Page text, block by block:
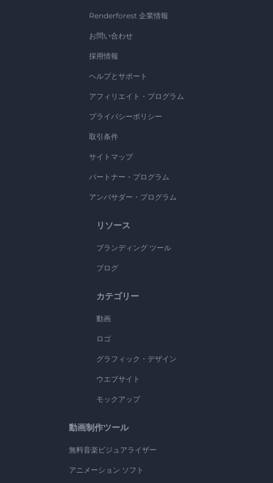
Renderforest 企業情報
お問い合わせ
採用情報
ヘルプとサポート
アフィリエイト・プログラム
プライバシーポリシー
取引条件
サイトマップ
パートナー・プログラム
アンバサダー・プログラム
リソース
ブランディング ツール
ブログ
カテゴリー
動画
ロゴ
グラフィック・デザイン
ウエブサイト
モックアップ
動画制作ツール
無料音楽ビジュアライザー
アニメーション ソフト